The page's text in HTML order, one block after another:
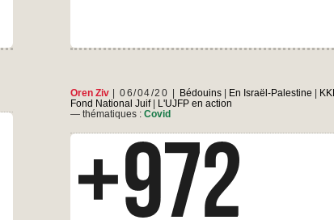
octobre
opportunité
Oren Ziv 06/04/20 Bédouins| En Israël-Palestine
KKL
Fond National Juif|
L'UJFP en action
— thématiques : Covid
+972 Magazine / 29 mars 2020 Privés des
services de base, les villages non reconnus du
Naqab ne sont pas équipés pour faire face au
coronavirus – et le gouvernement israélien
n’intervient pas. Les villages non